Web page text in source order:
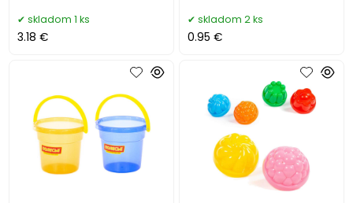
skladom 1 ks
3.18 €
skladom 2 ks
0.95 €